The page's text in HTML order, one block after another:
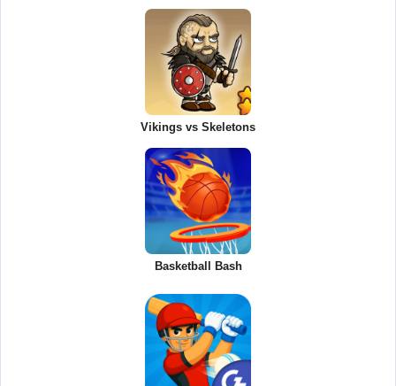
Vikings vs Skeletons
Basketball Bash